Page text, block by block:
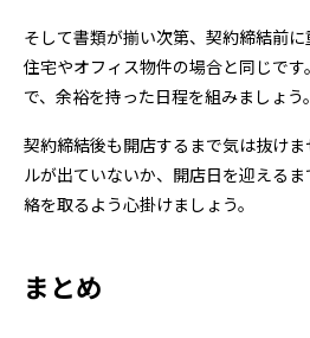
そして書類が揃い次第、契約締結前に
住宅やオフィス物件の場合と同じで
で、余裕を持った日程を組みましょう。
契約締結後も開店するまで気は抜け
ルが出ていないか、開店日を迎える
絡を取るよう心掛けましょう。
まとめ